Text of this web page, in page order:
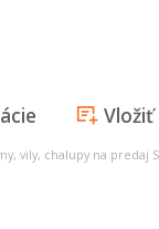
vily, chalupy na predaj